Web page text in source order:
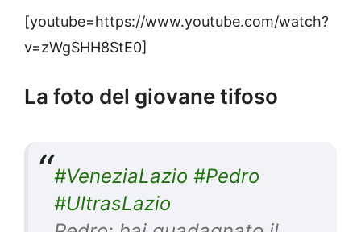
[youtube=https://www.youtube.com/watch?
v=zWgSHH8StE0]
La foto del giovane tifoso
#VeneziaLazio #Pedro
#UltrasLazio